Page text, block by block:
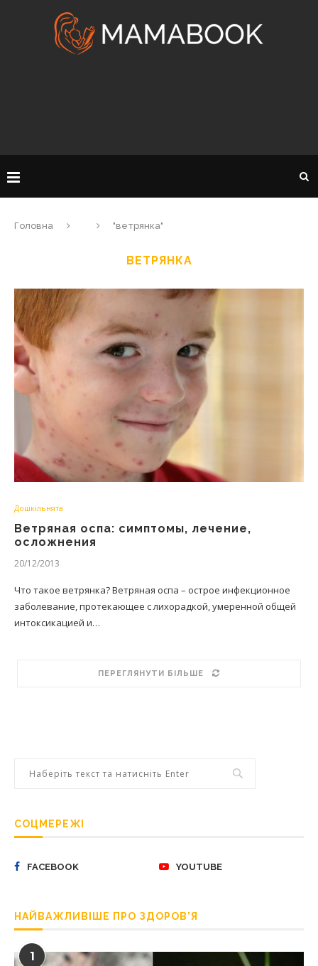
Головна "ветрянка"
ВЕТРЯНКА
Дошкільнята
Ветряная оспа: симптомы, лечение,
осложнения
20/12/2013
Что такое ветрянка? Ветряная оспа – острое инфекционное
заболевание, протекающее с лихорадкой, умеренной общей
интоксикацией и…
ПЕРЕГЛЯНУТИ БІЛЬШЕ
СОЦМЕРЕЖІ
FACEBOOK YOUTUBE
НАЙВАЖЛИВІШЕ ПРО ЗДОРОВ’Я
1